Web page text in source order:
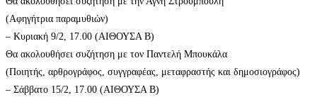
(Αφηγήτρια παραμυθιών)
– Κυριακή 9/2, 17.00 (ΑΙΘΟΥΣΑ Β)
Θα ακολουθήσει συζήτηση με τον Παντελή Μπουκάλα
(Ποιητής, αρθρογράφος, συγγραφέας, μεταφραστής και δημοσιογράφος)
– Σάββατο 15/2, 17.00 (ΑΙΘΟΥΣΑ Β)